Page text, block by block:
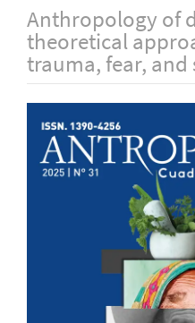
Anthropology of
theoretical
trauma, fear, and
Barra
lateral
del